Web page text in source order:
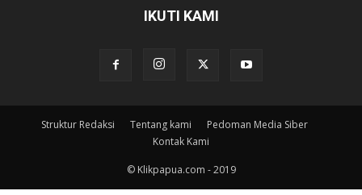
IKUTI KAMI
Struktur Redaksi Tentang kami
Pedoman Media Siber
Kontak Kami
© Klikpapua.com - 2019